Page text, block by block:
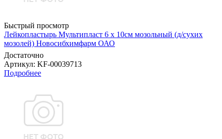
Быстрый просмотр
Лейкопластырь Мультипласт 6 х 10см мозольный (д/сухих
мозолей) Новосибхимфарм ОАО
Достаточно
Артикул: KF-00039713
Подробнее